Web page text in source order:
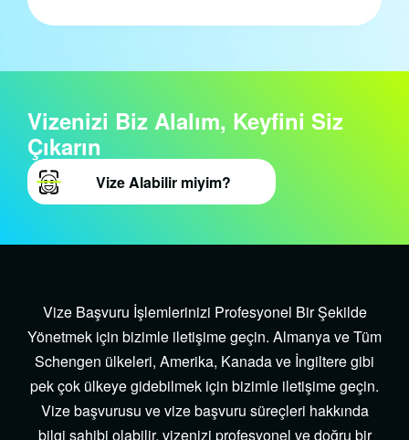
Vizenizi Biz Alalım, Keyfini Siz
Çıkarın
Vize Alabilir miyim?
Vize Başvuru İşlemlerinizi Profesyonel Bir Şekilde
Yönetmek için bizimle iletişime geçin. Almanya ve Tüm
Schengen ülkeleri, Amerika, Kanada ve İngiltere gibi
pek çok ülkeye gidebilmek için bizimle iletişime geçin.
Vize başvurusu ve vize başvuru süreçleri hakkında
bilgi sahibi olabilir, vizenizi profesyonel ve doğru bir